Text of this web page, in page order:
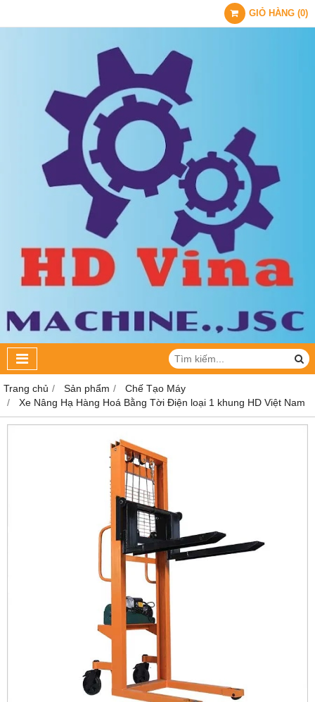
GIỎ HÀNG (0)
Trang chủ Sản phẩm
Chế Tạo Máy
Xe Nâng Hạ Hàng Hoá Bằng Tời Điện loại 1 khung HD Việt Nam